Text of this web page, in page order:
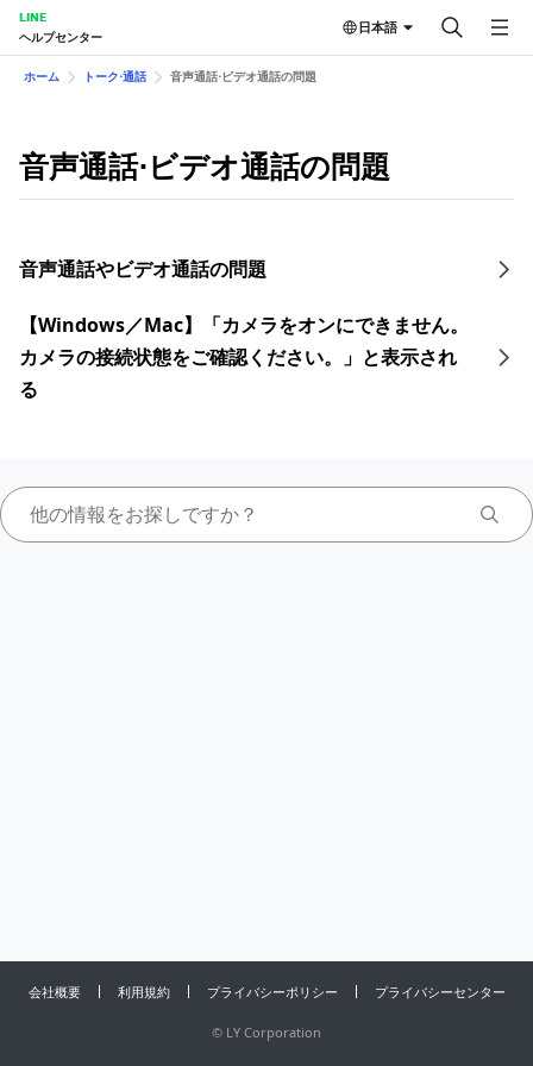
LINE
ヘルプセンター
日本語
ホーム トーク⋅通話 音声通話⋅ビデオ通話の問題
音声通話⋅ビデオ通話の問題
音声通話やビデオ通話の問題
【Windows／Mac】「カメラをオンにできません。
カメラの接続状態をご確認ください。」と表示され
る
会社概要 利用規約 プライバシーポリシー プライバシーセンター
© LY Corporation